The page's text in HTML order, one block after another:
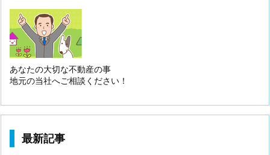
あなたの大切な不動産の事
地元の当社へご相談ください！
最新記事